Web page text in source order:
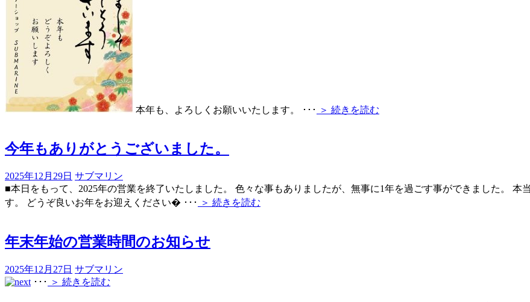
本年も、よろしくお願いいたします。 ･･･ ＞ 続きを読む
今年もありがとうございました。
2025年12月29日 サブマリン
■本日をもって、2025年の営業を終了いたしました。 色々な事もありましたが、無事に1年を過ごす事ができました。 本
す。 どうぞ良いお年をお迎えください� ･･･ ＞ 続きを読む
年末年始の営業時間のお知らせ
2025年12月27日 サブマリン
･･･
＞ 続きを読む